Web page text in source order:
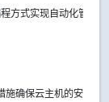
方式实现自动化管理。
施确保云主机的安